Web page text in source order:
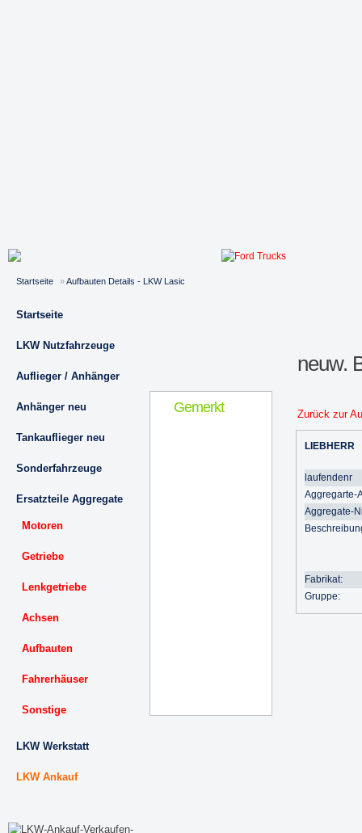
Startseite »Aufbauten Details - LKW Lasic
Startseite
LKW Nutzfahrzeuge
Auflieger / Anhänger
Anhänger neu
Tankauflieger neu
Sonderfahrzeuge
Ersatzteile Aggregate
Motoren
Getriebe
Lenkgetriebe
Achsen
Aufbauten
Fahrerhäuser
Sonstige
LKW Werkstatt
LKW Ankauf
neuw.
Gemerkt Zurück zur
LIEBHERR
laufendenr
Aggregarte-
Aggregate-
Fabrikat:
Gruppe: